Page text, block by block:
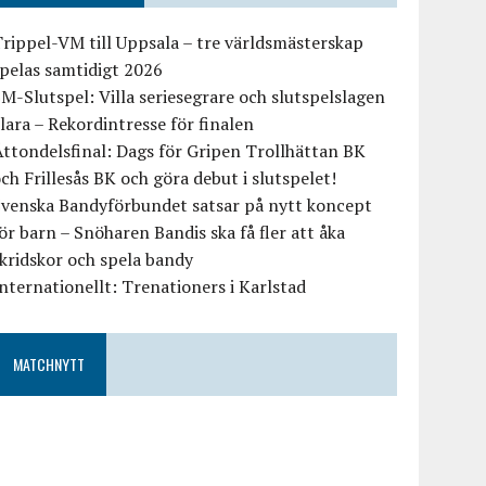
VM till Uppsala – tre världsmästerskap
samtidigt 2026
Slutspel: Villa seriesegrare och slutspelslagen
– Rekordintresse för finalen
Dags för Gripen Trollhättan BK
Frillesås BK och göra debut i slutspelet!
Bandyförbundet satsar på nytt koncept
barn – Snöharen Bandis ska få fler att åka
och spela bandy
Trenationers i Karlstad
MATCHNYTT